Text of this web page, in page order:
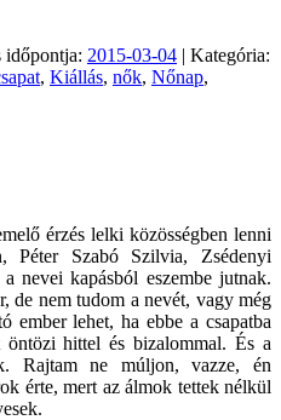
időpontja: 2015-03-04 | Kategória:
, Kiállás, nők, Nőnap,
érzés lelki közösségben lenni
Péter Szabó Szilvia, Zsédenyi
nevei kapásból eszembe jutnak.
de nem tudom a nevét, vagy még
ember lehet, ha ebbe a csapatba
hittel és bizalommal. És a
Rajtam ne múljon, vazze, én
érte, mert az álmok tettek nélkül